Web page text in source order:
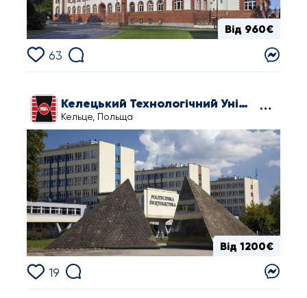
Від 960€
63
Келецький Технологічний Університет
Кельце, Польща
Від 1200€
19